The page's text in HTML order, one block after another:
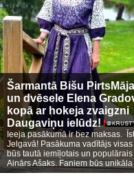
Šarmantā Bišu
un dvēsele Elena
kopā ar hokeja zvaigzni
Daugaviņu ielūdz!
Ieeja pasākumā ir bez maksas.
Jelgavā! Pasākuma vadītājs
būs tautā iemīļotais un
Ainārs Ašaks. Faniem būs unikāla